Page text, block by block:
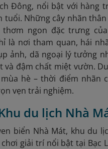
Đông, nổi bật với hàng
tuổi. Những cây nhãn
thơm ngon đặc trưng
là nơi tham quan, hái
ảnh, dã ngoại lý tưởng
và đậm chất miệt vườn.
hè – thời điểm nhãn
vẹn trải nghiệm.
du lịch Nhà
biển Nhà Mát, khu du
giải trí nổi bật tại Bạc